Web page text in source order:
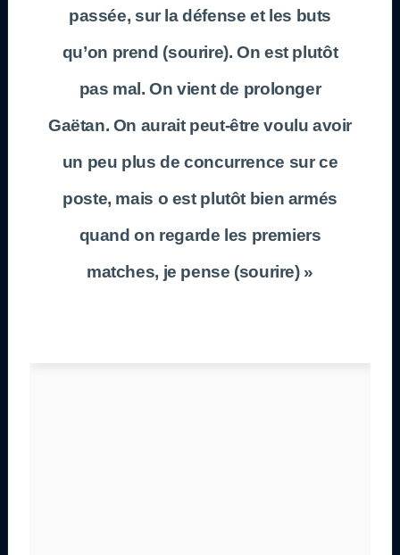
passée, sur la défense et les buts
qu’on prend (sourire). On est plutôt
pas mal. On vient de prolonger
Gaëtan. On aurait peut-être voulu avoir
un peu plus de concurrence sur ce
poste, mais o est plutôt bien armés
quand on regarde les premiers
matches, je pense (sourire) »